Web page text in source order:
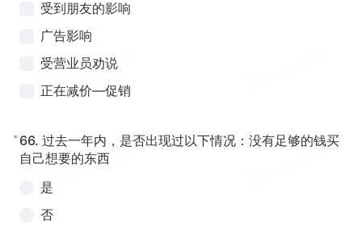
受到朋友的影响
广告影响
受营业员劝说
正在减价—促销
* 66. 过去一年内，是否出现过以下情况：没有足够的钱买
自己想要的东西
是
否